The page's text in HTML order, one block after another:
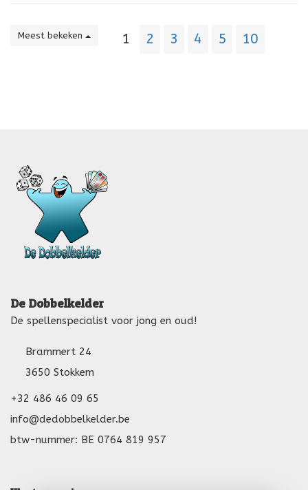
Meest bekeken 1 2 3 4 5 10
De Dobbelkelder
De spellenspecialist voor jong en oud!
Brammert 24
3650 Stokkem
+32 486 46 09 65
info@dedobbelkelder.be
btw-nummer: BE 0764 819 957